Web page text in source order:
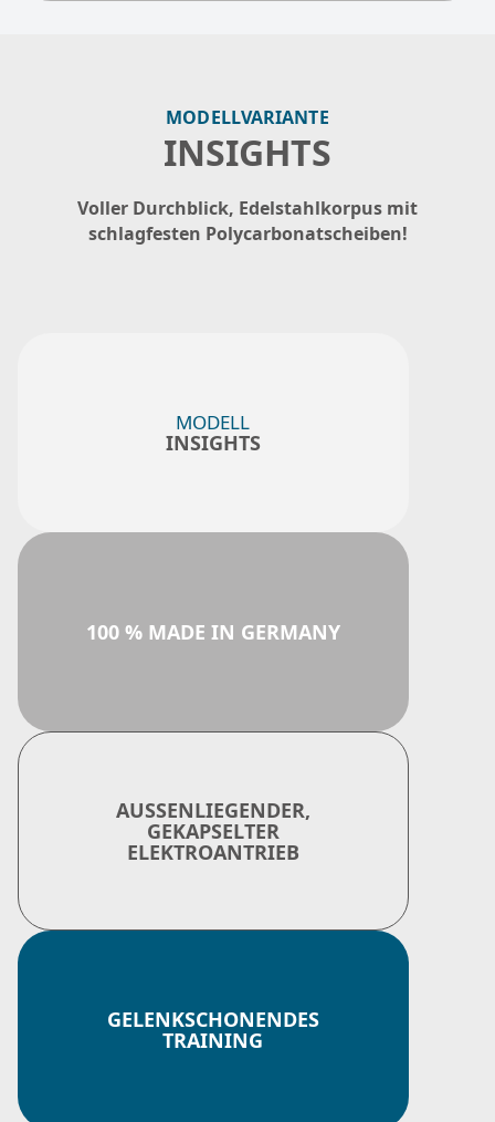
MODELLVARIANTE
INSIGHTS
Voller Durchblick, Edelstahlkorpus mit
schlagfesten Polycarbonatscheiben!
MODELL
INSIGHTS
100 % MADE IN GERMANY
AUSSENLIEGENDER,
GEKAPSELTER
ELEKTROANTRIEB
GELENKSCHONENDES
TRAINING